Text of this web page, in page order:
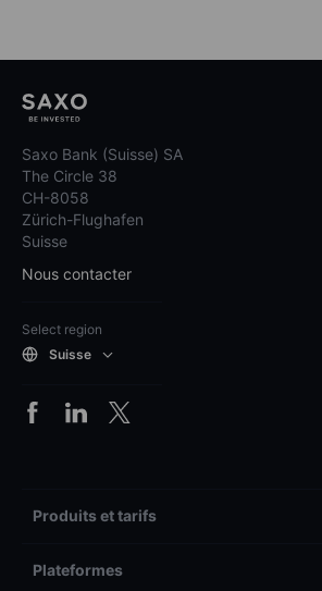
Saxo Bank (Suisse) SA
The Circle 38
CH-8058
Zürich-Flughafen
Suisse
Nous contacter
Select region
Suisse
Produits et tarifs
Plateformes